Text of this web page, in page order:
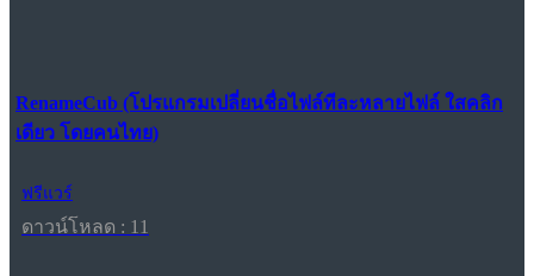
RenameCub (โปรแกรมเปลี่ยนชื่อไฟล์ทีละหลายไฟล์ ใสคลิก
เดียว โดยคนไทย)
ฟรีแวร์
ดาวน์โหลด : 11